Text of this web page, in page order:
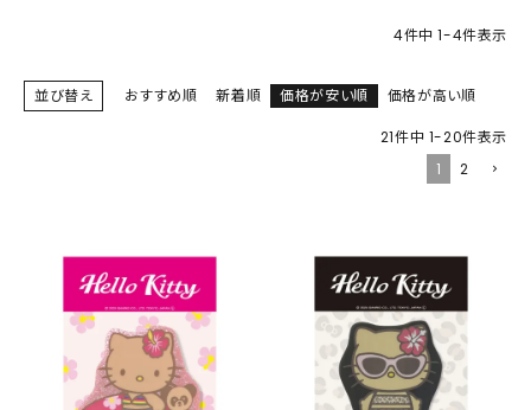
4件中 1-4件表示
並び替え おすすめ順 新着順 価格が安い順 価格が高い順
21件中 1-20件表示
1
2